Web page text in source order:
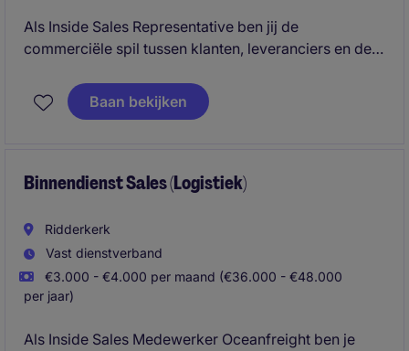
Als Inside Sales Representative ben jij de
commerciële spil tussen klanten, leveranciers en de
concurrerende offertes op en volgt commerciële
kansen actief op. Met jouw overtuigingskracht en
onderhouden van bestaande relaties.
Baan bekijken
Binnendienst Sales (Logistiek)
Ridderkerk
Vast dienstverband
€3.000 - €4.000 per maand (€36.000 - €48.000
per jaar)
Als Inside Sales Medewerker Oceanfreight ben je